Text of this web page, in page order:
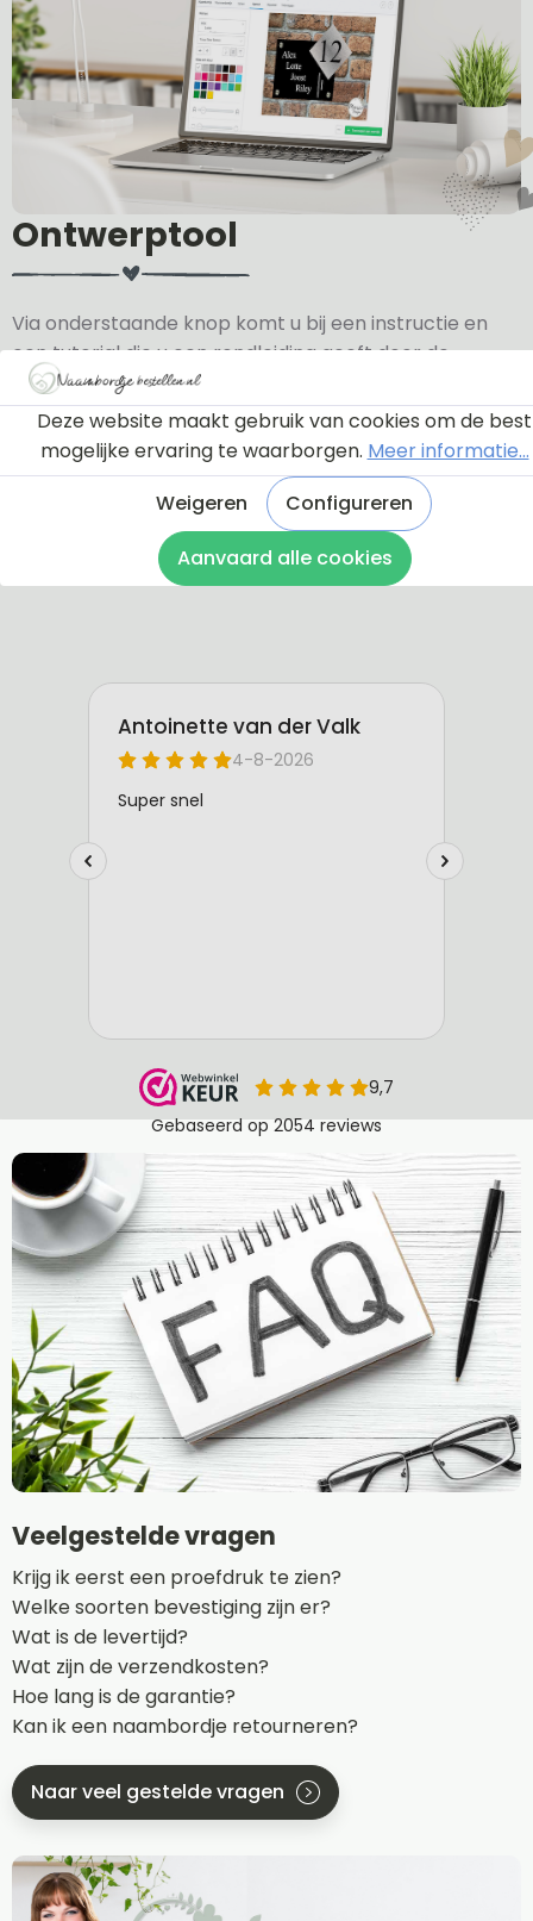
Ontwerptool
Via onderstaande knop komt u bij een instructie en
een tutorial die u een rondleiding geeft door de
ontwerptool. Hierdoor weet u precies hoe u zelf uw
naambordje helemaal kunt aanpassen en naar uw
eigen smaak kunt ontwerpen.
Bekijk de instructie
Veelgestelde vragen
Krijg ik eerst een proefdruk te zien?
Welke soorten bevestiging zijn er?
Wat is de levertijd?
Wat zijn de verzendkosten?
Hoe lang is de garantie?
Kan ik een naambordje retourneren?
Naar veel gestelde vragen
Deze website maakt gebruik van cookies om de best
mogelijke ervaring te waarborgen. Meer informatie...
Weigeren
Configureren
Aanvaard alle cookies